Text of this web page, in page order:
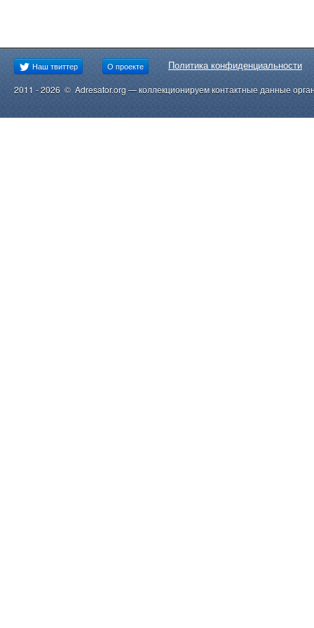
Наш твиттер О проекте Политика конфиденциальности
2011 - 2026 © Adresator.org — коллекционируем контактные данные